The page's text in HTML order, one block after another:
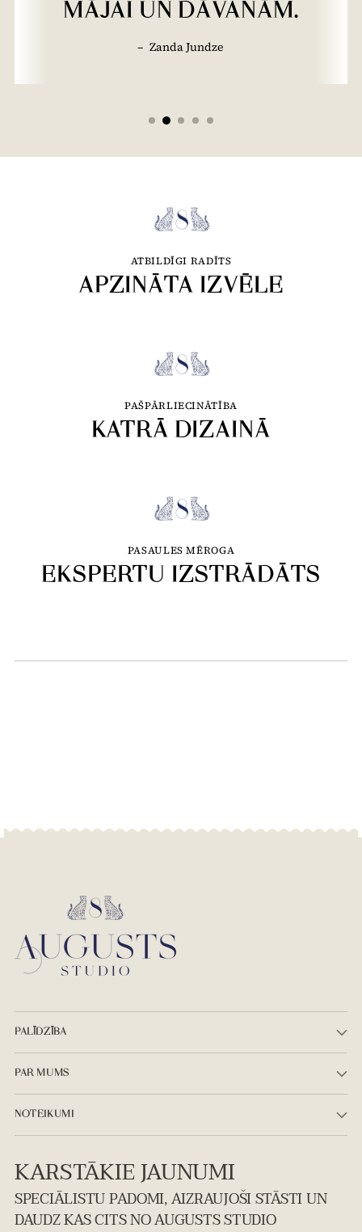
MĀJAI UN DĀVANĀM.
– Zanda Jundze
ATBILDĪGI RADĪTS
APZINĀTA IZVĒLE
PAŠPĀRLIECINĀTĪBA
KATRĀ DIZAINĀ
PASAULES MĒROGA
EKSPERTU IZSTRĀDĀTS
PALĪDZĪBA
PAR MUMS
NOTEIKUMI
KARSTĀKIE JAUNUMI
SPECIĀLISTU PADOMI, AIZRAUJOŠI STĀSTI UN
DAUDZ KAS CITS NO AUGUSTS STUDIO